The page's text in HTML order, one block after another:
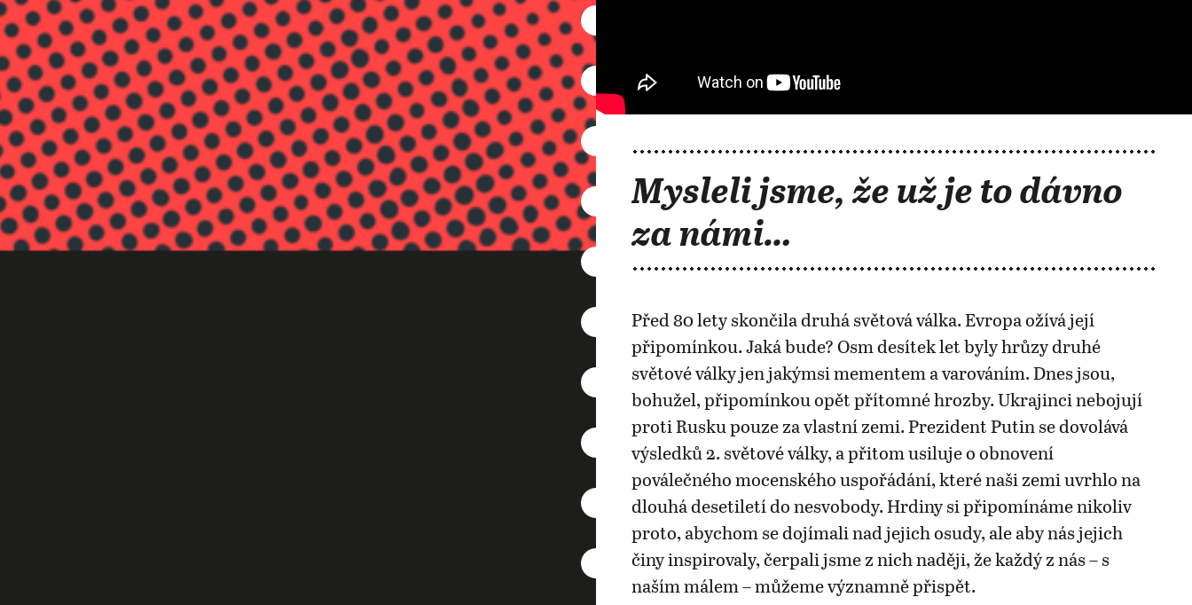
Mysleli jsme, že už je to dávno
za námi…
Před 80 lety skončila druhá světová válka. Evropa ožívá její
připomínkou. Jaká bude? Osm desítek let byly hrůzy druhé
světové války jen jakýmsi mementem a varováním. Dnes jsou,
bohužel, připomínkou opět přítomné hrozby. Ukrajinci nebojují
proti Rusku pouze za vlastní zemi. Prezident Putin se dovolává
výsledků 2. světové války, a přitom usiluje o obnovení
poválečného mocenského uspořádání, které naši zemi uvrhlo na
dlouhá desetiletí do nesvobody. Hrdiny si připomínáme nikoliv
proto, abychom se dojímali nad jejich osudy, ale aby nás jejich
činy inspirovaly, čerpali jsme z nich naději, že každý z nás – s
naším málem – můžeme významně přispět.